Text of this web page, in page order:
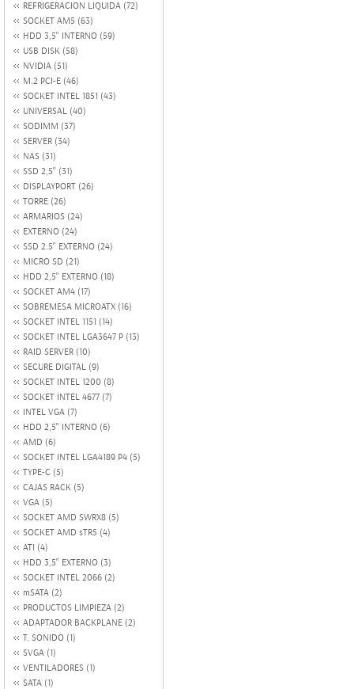
REFRIGERACION LIQUIDA (72)
SOCKET AM5 (63)
HDD 3,5" INTERNO (59)
USB DISK (58)
NVIDIA (51)
M.2 PCI-E (46)
SOCKET INTEL 1851 (43)
UNIVERSAL (40)
SODIMM (37)
SERVER (34)
NAS (31)
SSD 2,5'' (31)
DISPLAYPORT (26)
TORRE (26)
ARMARIOS (24)
EXTERNO (24)
SSD 2.5" EXTERNO (24)
MICRO SD (21)
HDD 2,5" EXTERNO (18)
SOCKET AM4 (17)
SOBREMESA MICROATX (16)
SOCKET INTEL 1151 (14)
SOCKET INTEL LGA3647 P (13)
RAID SERVER (10)
SECURE DIGITAL (9)
SOCKET INTEL 1200 (8)
SOCKET INTEL 4677 (7)
INTEL VGA (7)
HDD 2,5" INTERNO (6)
AMD (6)
SOCKET INTEL LGA4189 P4 (5)
TYPE-C (5)
CAJAS RACK (5)
VGA (5)
SOCKET AMD SWRX8 (5)
SOCKET AMD sTR5 (4)
ATI (4)
HDD 3,5" EXTERNO (3)
SOCKET INTEL 2066 (2)
mSATA (2)
PRODUCTOS LIMPIEZA (2)
ADAPTADOR BACKPLANE (2)
T. SONIDO (1)
SVGA (1)
VENTILADORES (1)
SATA (1)